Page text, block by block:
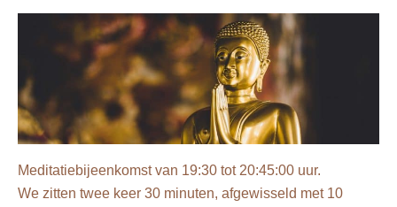
Meditatiebijeenkomst van 19:30 tot 20:45:00 uur.
We zitten twee keer 30 minuten, afgewisseld met 10